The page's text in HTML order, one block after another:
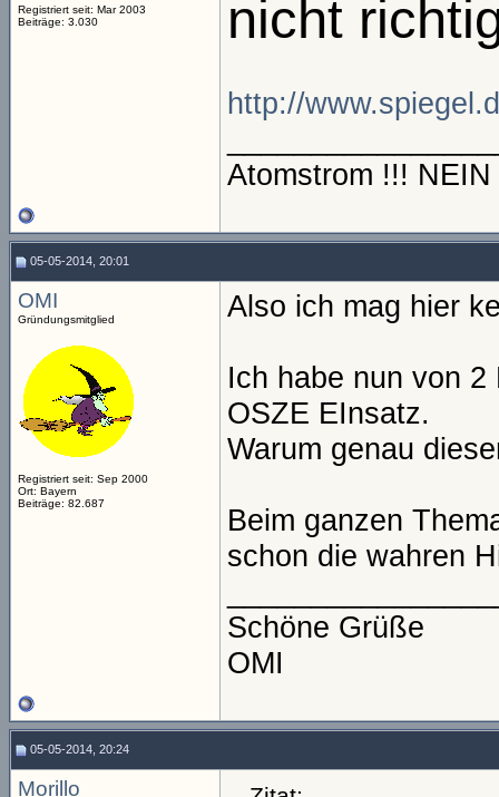
Registriert seit: Mar 2003
Beiträge: 3.030
nicht
http://
Atomstrom !!!
05-05-2014, 20:01
OMI
Gründungsmitglied
Registriert seit: Sep 2000
Ort: Bayern
Beiträge: 82.687
Also ich mag hier
Ich habe nun von
OSZE EInsatz.
Warum genau
Beim ganzen
schon die wahren
Schöne Grüße
OMI
05-05-2014, 20:24
Morillo